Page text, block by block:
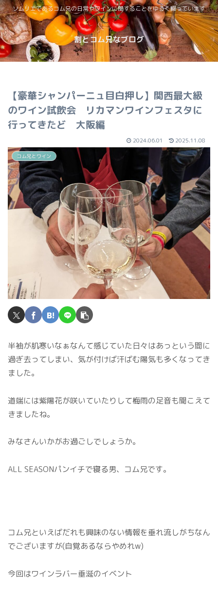
ソムリエであるコム兄の日常やワインに関することをゆるく綴っています
割とコム兄なブログ
【豪華シャンパーニュ目白押し】関西最大級
のワイン試飲会 リカマンワインフェスタに
行ってきたど 大阪編
2024.06.01 2025.11.08
コム兄とワイン
半袖が肌寒いなぁなんて感じていた日々はあっという間に
過ぎ去ってしまい、気が付けば汗ばむ陽気も多くなってき
ました。
道端には紫陽花が咲いていたりして梅雨の足音も聞こえて
きましたね。
みなさんいかがお過ごしでしょうか。
ALL SEASONパンイチで寝る男、コム兄です。
コム兄といえばだれも興味のない情報を垂れ流しがちなん
でございますが(自覚あるならやめれw)
今回はワインラバー垂涎のイベント